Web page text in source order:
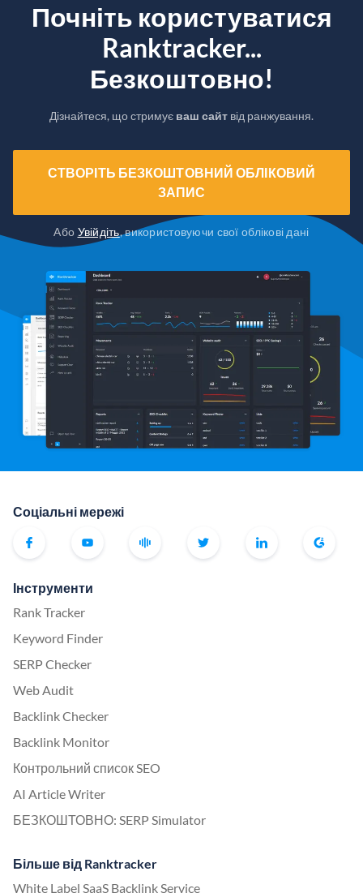
Почніть користуватися
Ranktracker...
Безкоштовно!
Дізнайтеся, що стримує ваш сайт від ранжування.
СТВОРІТЬ БЕЗКОШТОВНИЙ ОБЛІКОВИЙ
ЗАПИС
Або Увійдіть, використовуючи свої облікові дані
Соціальні мережі
Інструменти
Rank Tracker
Keyword Finder
SERP Checker
Web Audit
Backlink Checker
Backlink Monitor
Контрольний список SEO
AI Article Writer
БЕЗКОШТОВНО: SERP Simulator
Більше від Ranktracker
White Label SaaS Backlink Service